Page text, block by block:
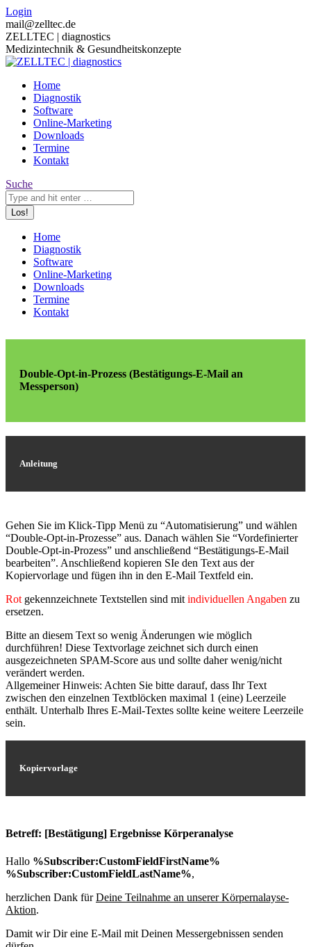
Zum
Inhalt
springen
Login
mail@zelltec.de
ZELLTEC | diagnostics
Medizintechnik & Gesundheitskonzepte
Home
Diagnostik
Software
Online-Marketing
Downloads
Termine
Kontakt
Search:
Suche
page
opens
new
window
page
opens
new
window
page
opens
new
window
page
opens
new
window
Home
Diagnostik
Software
Online-Marketing
Downloads
Termine
Kontakt
Double-Opt-in-Prozess (Bestätigungs-E-Mail an
Messperson)
Anleitung
Gehen Sie im Klick-Tipp Menü zu “Automatisierung” und wählen
“Double-Opt-in-Prozesse” aus. Danach wählen Sie “Vordefinierter
Double-Opt-in-Prozess” und anschließend “Bestätigungs-E-Mail
bearbeiten”. Anschließend kopieren SIe den Text aus der
Kopiervorlage und fügen ihn in den E-Mail Textfeld ein.
Rot gekennzeichnete Textstellen sind mit individuellen Angaben zu
ersetzen.
Bitte an diesem Text so wenig Änderungen wie möglich
durchführen! Diese Textvorlage zeichnet sich durch einen
ausgezeichneten SPAM-Score aus und sollte daher wenig/nicht
verändert werden.
Allgemeiner Hinweis: Achten Sie bitte darauf, dass Ihr Text
zwischen den einzelnen Textblöcken maximal 1 (eine) Leerzeile
enthält. Unterhalb Ihres E-Mail-Textes sollte keine weitere Leerzeile
sein.
Kopiervorlage
Betreff: [Bestätigung] Ergebnisse Körperanalyse
Hallo %Subscriber:CustomFieldFirstName%
%Subscriber:CustomFieldLastName%,
herzlichen Dank fürDeine Teilnahme an unserer Körpernalayse-
Aktion.
Damit wir Dir eine E-Mail mit Deinen Messergebnissen senden